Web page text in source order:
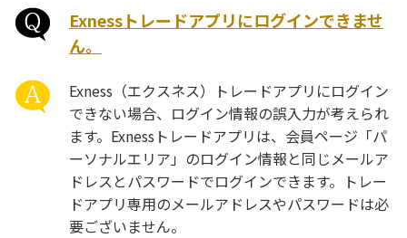
Exnessトレードアプリにログインできませ
ん。
Exness（エクスネス）トレードアプリにログイン
できない場合、ログイン情報の誤入力が考えられ
ます。Exnessトレードアプリは、会員ページ「パ
ーソナルエリア」のログイン情報と同じメールア
ドレスとパスワードでログインできます。トレー
ドアプリ専用のメールアドレスやパスワードは必
要ございません。